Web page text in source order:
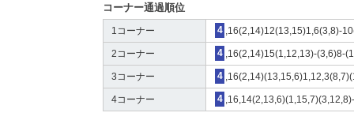
コーナー通過順位
1コーナー 4 ,16(2,14)12(13,15)1,6(3,8)-
2コーナー 4 ,16(2,14)15(1,12,13)-(3,6)8-
3コーナー 4
4コーナー 4